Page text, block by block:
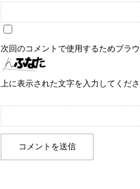
次回のコメントで使用するためブラ
上に表示された文字を入力してくださ